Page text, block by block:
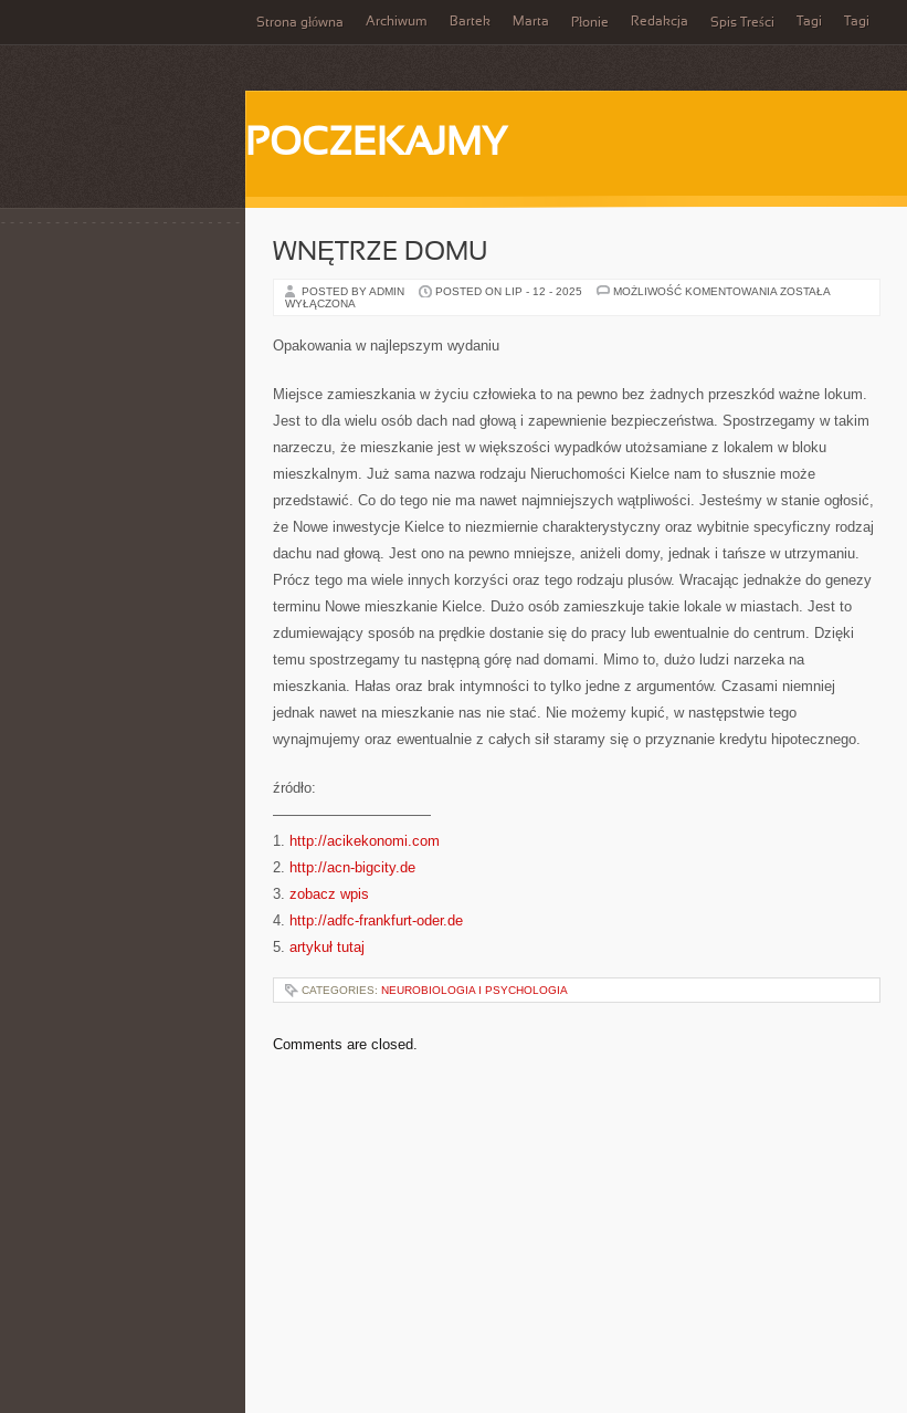
Strona główna Archiwum Bartek Marta Płonie Redakcja Spis Treści Tagi Tagi
POCZEKAJMY
WNĘTRZE DOMU
POSTED BY ADMIN POSTED ON LIP - 12 - 2025 MOŻLIWOŚĆ KOMENTOWANIA WNĘTRZE
ZOSTAŁA
WYŁĄCZONA
Opakowania w najlepszym wydaniu
Miejsce zamieszkania w życiu człowieka to na pewno bez żadnych przeszkód ważne lokum.
Jest to dla wielu osób dach nad głową i zapewnienie bezpieczeństwa. Spostrzegamy w takim
narzeczu, że mieszkanie jest w większości wypadków utożsamiane z lokalem w bloku
mieszkalnym. Już sama nazwa rodzaju Nieruchomości Kielce nam to słusznie może
przedstawić. Co do tego nie ma nawet najmniejszych wątpliwości. Jesteśmy w stanie ogłosić,
że Nowe inwestycje Kielce to niezmiernie charakterystyczny oraz wybitnie specyficzny rodzaj
dachu nad głową. Jest ono na pewno mniejsze, aniżeli domy, jednak i tańsze w utrzymaniu.
Prócz tego ma wiele innych korzyści oraz tego rodzaju plusów. Wracając jednakże do genezy
terminu Nowe mieszkanie Kielce. Dużo osób zamieszkuje takie lokale w miastach. Jest to
zdumiewający sposób na prędkie dostanie się do pracy lub ewentualnie do centrum. Dzięki
temu spostrzegamy tu następną górę nad domami. Mimo to, dużo ludzi narzeka na
mieszkania. Hałas oraz brak intymności to tylko jedne z argumentów. Czasami niemniej
jednak nawet na mieszkanie nas nie stać. Nie możemy kupić, w następstwie tego
wynajmujemy oraz ewentualnie z całych sił staramy się o przyznanie kredytu hipotecznego.
źródło:
———————————
1. http://acikekonomi.com
2. http://acn-bigcity.de
3. zobacz wpis
4. http://adfc-frankfurt-oder.de
5. artykuł tutaj
CATEGORIES: NEUROBIOLOGIA I PSYCHOLOGIA
Comments are closed.